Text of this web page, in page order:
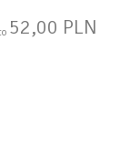
52,00 PLN